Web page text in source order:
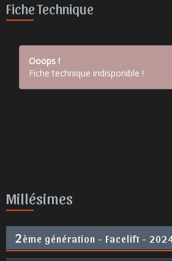
Fiche Technique
Ooops !
Fiche technique indisponible !
Millésimes
2ème génération - Facelift -